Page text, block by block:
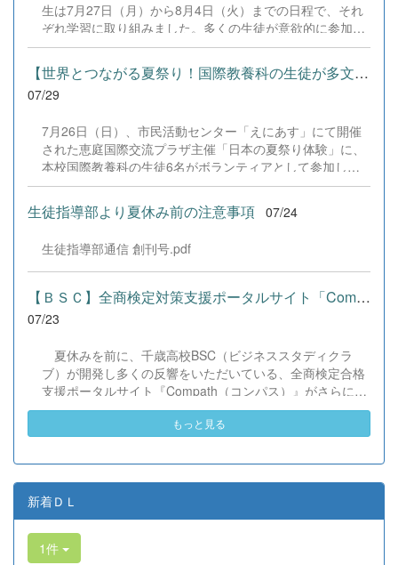
だきました企業の皆様、ならびに心温まるご寄付や温かい
ご声援を寄せてくださった地域の皆様方に、心より感謝申
し上げます。皆様からの温かいご支援が部員たちの大きな
励みとなり、全国の舞台で最高のパフォーマンスと演技を
届けることができました。今回の経験を糧に、さらに表現
本校演劇部への変わらぬご声援をよろしくお願いいたしま
す。 &nbsp;
生は7月27日（月）から8月4日（火）までの日程で、それ
ぞれ学習に取り組みました。多くの生徒が意欲的に参加
し、これまでの学習内容の復習や発展的な内容、受験に向
けた学習などに真剣に取り組む姿が見られました。夏期講
習で身に付けた学習習慣や知識を、今後の学校生活や学習
に生かし、一人一人がさらなる成長につなげてくれること
【世界とつながる夏祭り！国際教養科の生徒が多文化共生ボランテ...
07/29
7月26日（日）、市民活動センター「えにあす」にて開催
された恵庭国際交流プラザ主催「日本の夏祭り体験」に、
本校国際教養科の生徒6名がボランティアとして参加しま
した！ 会場にはウクライナ、ネパール、アフガニスタンな
ど多国籍な参加者が集まり、ヨーヨー釣りや綿あめ、盆踊
りなどを満喫。浴衣姿でイベントを彩った1年生や、経験
葉や国境を超えて笑顔で交流を深めました。 主催者の方か
らは、「国籍や年齢を問わず笑顔で寄り添い、自分で考え
て動く姿が素晴らしい。異文化理解のマインドが自然と身
についている」と、賞賛の声をいただきました！ 教室の中
だけでなく、地域や世界という広いフィールドで本領を発
姿に、誇らしさでいっぱいです。 教養科生、どんどん外へ
飛び出そう！ その温かい心と行動力を磨き、世界を笑顔に
する魅力的な人材へ成長していく皆さんを応援していま
す！
生徒指導部より夏休み前の注意事項 07/24
生徒指導部通信 創刊号.pdf
【ＢＳＣ】全商検定対策支援ポータルサイト「Compath（コンパス）...
07/23
夏休みを前に、千歳高校BSC（ビジネススタディクラ
ブ）が開発し多くの反響をいただいている、全商検定合格
支援ポータルサイト『Compath（コンパス）』がさらにバ
ージョンアップいたしました。 今回もユーザーの皆様か
らいただいたアンケートのご意見をもとに、BSC部員のプ
の実装までを行いました。今回のアップデートでは、ビジ
ネス計算・簿記・ビジネス文書・情報処理・商業経済・財
務分析・ビジネスコミュニケーションなど各ジャンルに及
ぶ計79件の更新プログラムを一挙にリリースしました。
具体的には、各検定問題数の大幅増加をはじめ、英語翻訳
機能の追加、フォント拡大など視認性の改善、SEO対策
もっと見る
新着ＤＬ
1件